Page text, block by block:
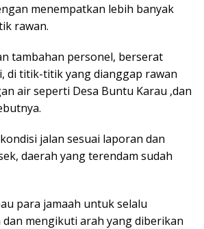
menempatkan lebih banyak
rawan.
tambahan personel, berserat
di titik-titik yang dianggap rawan
air seperti Desa Buntu Karau ,dan
jalan sesuai laporan dan
daerah yang terendam sudah
para jamaah untuk selalu
mengikuti arah yang diberikan